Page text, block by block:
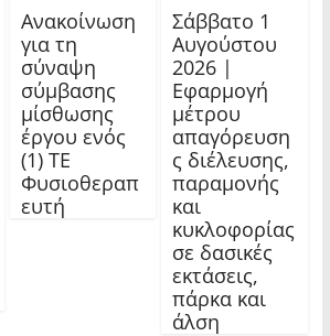
Ανακοίνωση
για τη
σύναψη
σύμβασης
μίσθωσης
έργου ενός
(1) ΤΕ
Φυσιοθεραπ
ευτή
Σάββατο 1
Αυγούστου
2026 |
Εφαρμογή
μέτρου
απαγόρευση
ς διέλευσης,
παραμονής
και
κυκλοφορίας
σε δασικές
εκτάσεις,
πάρκα και
άλση